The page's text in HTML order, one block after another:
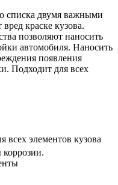
списка двумя важными
краске кузова.
позволяют наносить
автомобиля. Наносить
появления
Подходит для всех
всех элементов кузова